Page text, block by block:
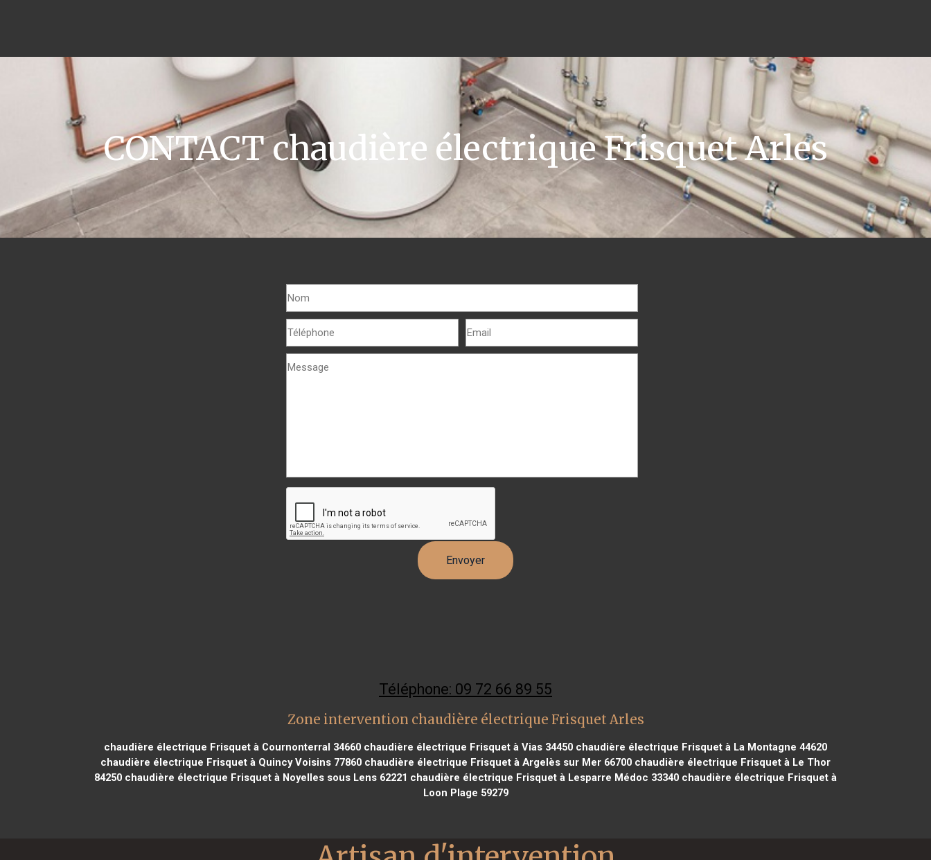
CONTACT chaudière électrique Frisquet Arles
Téléphone: 09 72 66 89 55
Zone intervention chaudière électrique Frisquet Arles
chaudière électrique Frisquet à Cournonterral 34660 chaudière électrique Frisquet à Vias 34450 chaudière électrique Frisquet à La Montagne 44620
chaudière électrique Frisquet à Quincy Voisins 77860 chaudière électrique Frisquet à Argelès sur Mer 66700 chaudière électrique Frisquet à Le Thor
84250 chaudière électrique Frisquet à Noyelles sous Lens 62221 chaudière électrique Frisquet à Lesparre Médoc 33340 chaudière électrique Frisquet à
Loon Plage 59279